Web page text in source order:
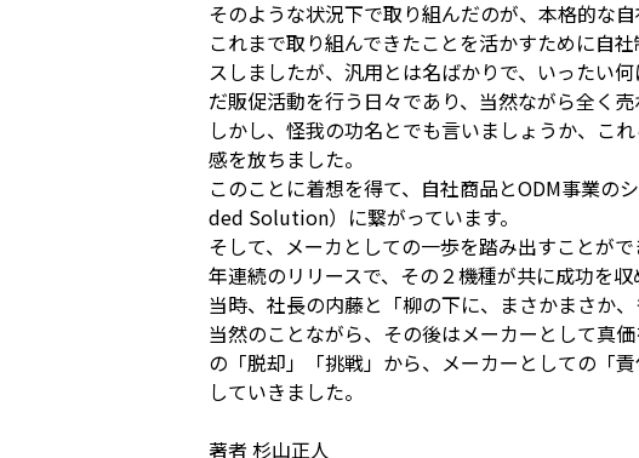
そのような状況下で取り組んだのが、本格的な自
これまで取り組んできたことを活かすために自
スしましたが、汎用とは名ばかりで、いったい
だ販促活動を行う日々であり、当然ながら全く売
しかし、怪我の功名とでも言いましょうか、こ
感を放ちました。
このことに着想を得て、自社商品とODM事業の
ded Solution）に繋がっています。
そして、メーカとしての一歩を踏み出すことが
年連続のリリースで、その２機種が共に成功を
当時、社長の内藤と「柳の下に、まさかまさか
当然のことながら、その後はメーカーとして真
の「脱却」「挑戦」から、メーカーとしての「
していきました。
著者 杉山正人